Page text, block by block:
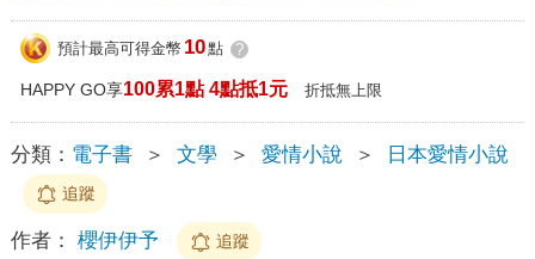
預計最高可得金幣 10點 ?
HAPPY GO享100累1點 4點抵1元 折抵無上限
分類： 電子書 ＞ 文學 ＞ 愛情小說 ＞ 日本愛情小說
追蹤
作者： 櫻伊伊予 追蹤